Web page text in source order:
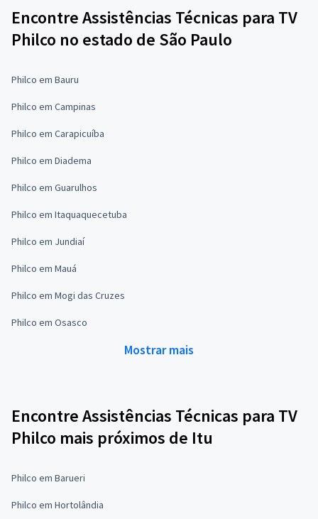
Encontre Assistências Técnicas para TV
Philco no estado de São Paulo
Philco em Bauru
Philco em Campinas
Philco em Carapicuíba
Philco em Diadema
Philco em Guarulhos
Philco em Itaquaquecetuba
Philco em Jundiaí
Philco em Mauá
Philco em Mogi das Cruzes
Philco em Osasco
Mostrar mais
Encontre Assistências Técnicas para TV
Philco mais próximos de Itu
Philco em Barueri
Philco em Hortolândia